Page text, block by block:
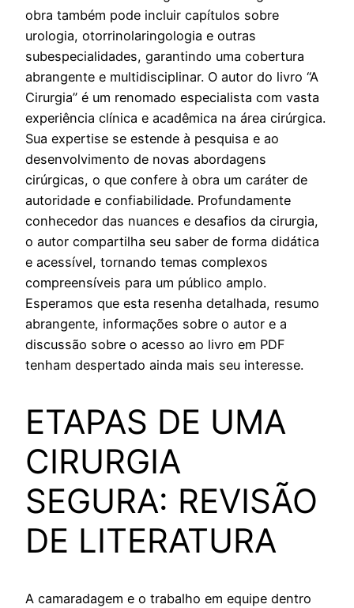
obra também pode incluir capítulos sobre
urologia, otorrinolaringologia e outras
subespecialidades, garantindo uma cobertura
abrangente e multidisciplinar. O autor do livro “A
Cirurgia” é um renomado especialista com vasta
experiência clínica e acadêmica na área cirúrgica.
Sua expertise se estende à pesquisa e ao
desenvolvimento de novas abordagens
cirúrgicas, o que confere à obra um caráter de
autoridade e confiabilidade. Profundamente
conhecedor das nuances e desafios da cirurgia,
o autor compartilha seu saber de forma didática
e acessível, tornando temas complexos
compreensíveis para um público amplo.
Esperamos que esta resenha detalhada, resumo
abrangente, informações sobre o autor e a
discussão sobre o acesso ao livro em PDF
tenham despertado ainda mais seu interesse.
ETAPAS DE UMA
CIRURGIA
SEGURA: REVISÃO
DE LITERATURA
A camaradagem e o trabalho em equipe dentro